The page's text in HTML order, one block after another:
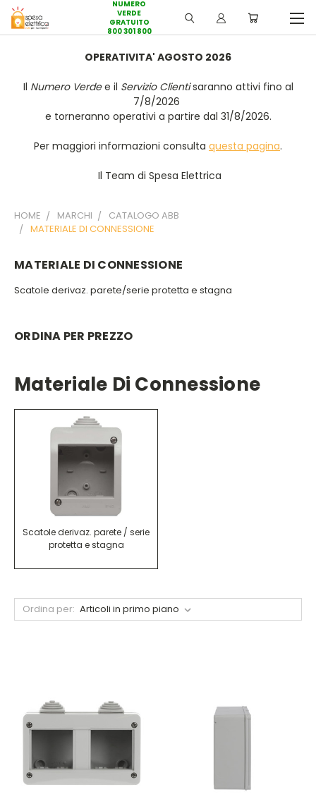
NUMERO
VERDE
GRATUITO
800 301 800
OPERATIVITA' AGOSTO 2026
Il Numero Verdee il Servizio Clientisaranno attivi fino al
7/8/2026
e torneranno operativi a partire dal 31/8/2026.
Per maggiori informazioni consulta questa pagina.
Il Team di Spesa Elettrica
HOME MARCHI
CATALOGO ABB
MATERIALE DI CONNESSIONE
MATERIALE DI CONNESSIONE
Scatole derivaz. parete/serie protetta e stagna
ORDINA PER PREZZO
Materiale Di Connessione
Scatole derivaz. parete / serie
protetta e stagna
Ordina per: